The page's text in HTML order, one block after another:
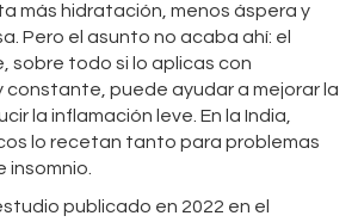
más hidratación, menos áspera y
Pero el asunto no acaba ahí: el
sobre todo si lo aplicas con
constante, puede ayudar a mejorar la
la inflamación leve. En la India,
lo recetan tanto para problemas
insomnio.
publicado en 2022 en el